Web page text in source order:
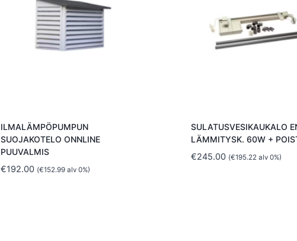
ILMALÄMPÖPUMPUN
SUOJAKOTELO ONNLINE
PUUVALMIS
€192.00 (€152.99 alv 0%)
SULATUSVESIKAUKALO
LÄMMITYSK. 60W +
€245.00 (€195.22alv 0%)